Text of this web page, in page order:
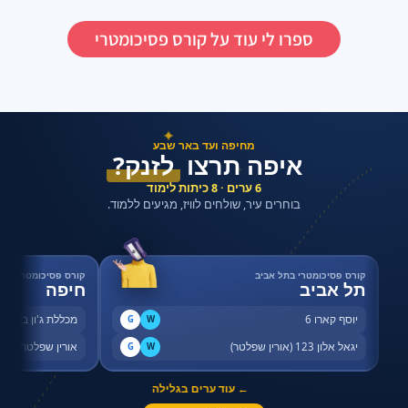
ספרו לי עוד על קורס פסיכומטרי
✦
✦
מחיפה ועד באר שבע
איפה תרצולזנק?
6 ערים · 8 כיתות לימוד
בוחרים עיר, שולחים לוויז, מגיעים ללמוד.
קורס פסיכומטרי בתל אביב
תל אביב
יוסף קארו 6 W
G
יגאל אלון 123 (אורין שפלטר) W
G
קורס פסיכומטרי
חיפה
מכללת ג'ון
אורין שפלטר,
← עוד ערים בגלילה